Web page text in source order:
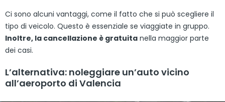
Ci sono alcuni vantaggi, come il fatto che si può scegliere il
tipo di veicolo. Questo è essenziale se viaggiate in gruppo.
Inoltre, la cancellazione è gratuita nella maggior parte
dei casi.
L’alternativa: noleggiare un’auto vicino
all’aeroporto di Valencia